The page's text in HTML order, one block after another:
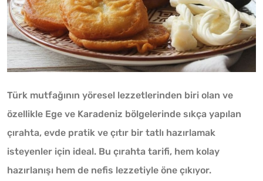
Türk mutfağının yöresel lezzetlerinden biri olan ve
özellikle Ege ve Karadeniz bölgelerinde sıkça yapılan
çırahta, evde pratik ve çıtır bir tatlı hazırlamak
isteyenler için ideal. Bu çırahta tarifi, hem kolay
hazırlanışı hem de nefis lezzetiyle öne çıkıyor.